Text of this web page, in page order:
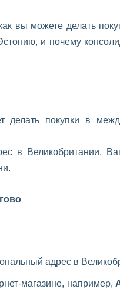
вы можете делать
и почему
покупки в
в Великобритании.
адрес в
магазине, например,